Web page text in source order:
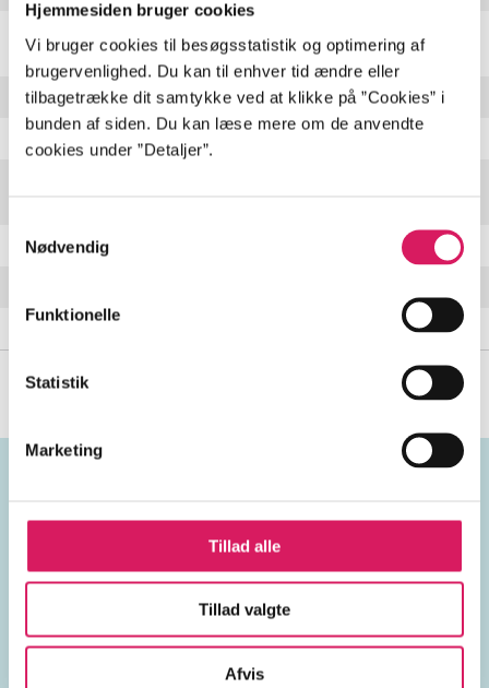
Hjemmesiden bruger cookies
Vi bruger cookies til besøgsstatistik og optimering af
brugervenlighed. Du kan til enhver tid ændre eller
tilbagetrække dit samtykke ved at klikke på ”Cookies” i
bunden af siden. Du kan læse mere om de anvendte
cookies under ”Detaljer”.
Nødvendig
Funktionelle
Statistik
Marketing
Tillad alle
Tillad valgte
Afvis
& Gunna)
ASMR 2:51 min
Ball w/o you
Pad lock 3:11 min
3:14 min
Emneord
vokal
rap USA 2010'erne